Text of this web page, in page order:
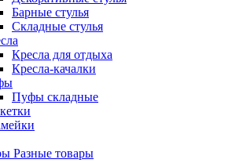
Барные стулья
Складные стулья
Кресла для отдыха
Кресла-качалки
Пуфы складные
Разные товары